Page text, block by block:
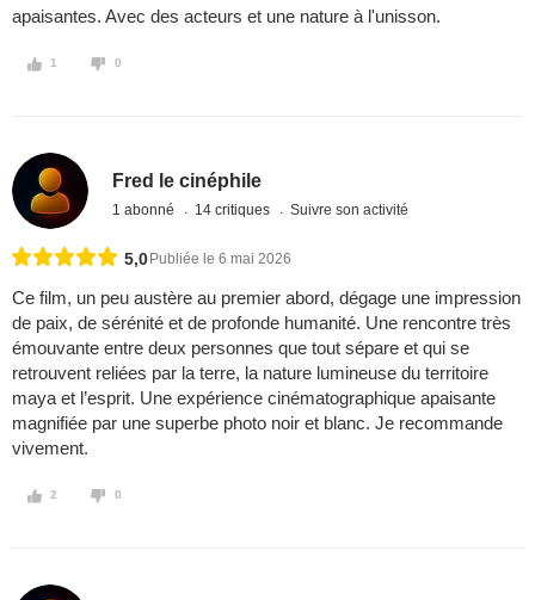
apaisantes. Avec des acteurs et une nature à l'unisson.
1 0
Fred le cinéphile
1 abonné 14 critiques Suivre son activité
5,0 Publiée le 6 mai 2026
Ce film, un peu austère au premier abord, dégage une impression
de paix, de sérénité et de profonde humanité. Une rencontre très
émouvante entre deux personnes que tout sépare et qui se
retrouvent reliées par la terre, la nature lumineuse du territoire
maya et l’esprit. Une expérience cinématographique apaisante
magnifiée par une superbe photo noir et blanc. Je recommande
vivement.
2 0